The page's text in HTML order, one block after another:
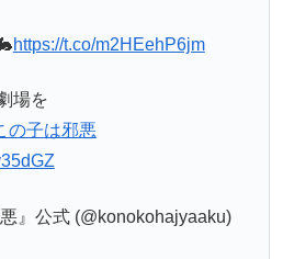
https://t.co/m2HEehP6jm
場を
の子は邪悪
』公式 (@konokohajyaaku)